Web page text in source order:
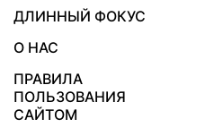
ДЛИННЫЙ ФОКУС
О НАС
ПРАВИЛА
ПОЛЬЗОВАНИЯ
САЙТОМ